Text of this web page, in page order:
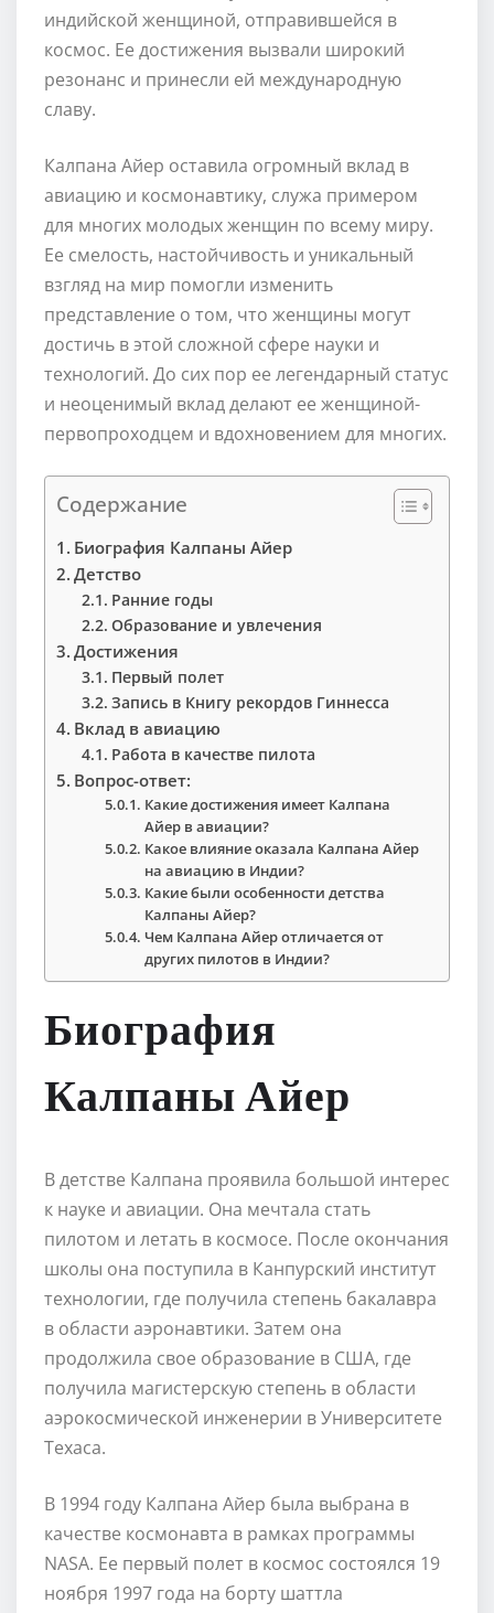
индийской женщиной, отправившейся в
космос. Ее достижения вызвали широкий
резонанс и принесли ей международную
славу.
Калпана Айер оставила огромный вклад в
авиацию и космонавтику, служа примером
для многих молодых женщин по всему миру.
Ее смелость, настойчивость и уникальный
взгляд на мир помогли изменить
представление о том, что женщины могут
достичь в этой сложной сфере науки и
технологий. До сих пор ее легендарный статус
и неоценимый вклад делают ее женщиной-
первопроходцем и вдохновением для многих.
Содержание
Биография Калпаны Айер
Детство
Ранние годы
Образование и увлечения
Достижения
Первый полет
Запись в Книгу рекордов Гиннесса
Вклад в авиацию
Работа в качестве пилота
Вопрос-ответ:
Какие достижения имеет Калпана
Айер в авиации?
Какое влияние оказала Калпана Айер
на авиацию в Индии?
Какие были особенности детства
Калпаны Айер?
Чем Калпана Айер отличается от
других пилотов в Индии?
Биография
Калпаны Айер
В детстве Калпана проявила большой интерес
к науке и авиации. Она мечтала стать
пилотом и летать в космосе. После окончания
школы она поступила в Канпурский институт
технологии, где получила степень бакалавра
в области аэронавтики. Затем она
продолжила свое образование в США, где
получила магистерскую степень в области
аэрокосмической инженерии в Университете
Техаса.
В 1994 году Калпана Айер была выбрана в
качестве космонавта в рамках программы
NASA. Ее первый полет в космос состоялся 19
ноября 1997 года на борту шаттла